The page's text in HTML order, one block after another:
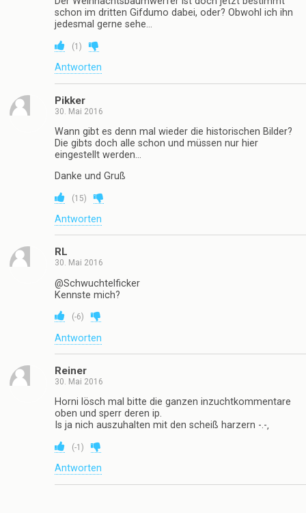
schon im dritten Gifdumo dabei, oder? Obwohl ich ihn
jedesmal gerne sehe…
(1 )
Antworten
Pikker
30. Mai 2016
Wann gibt es denn mal wieder die historischen Bilder?
Die gibts doch alle schon und müssen nur hier
eingestellt werden…
Danke und Gruß
(15)
Antworten
RL
30. Mai 2016
@Schwuchtelficker
Kennste mich?
(-6)
Antworten
Reiner
30. Mai 2016
Horni lösch mal bitte die ganzen inzuchtkommentare
oben und sperr deren ip.
Is ja nich auszuhalten mit den scheiß harzern -.-‚
(-1 )
Antworten